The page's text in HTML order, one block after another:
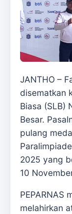
JANTHO –
disematkan
Biasa (SLB)
Besar.
pulang
2025 yang
10
PEPARNAS
melahirkan